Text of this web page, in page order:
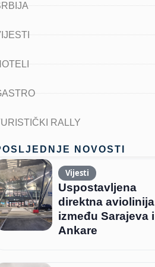
RALLY
NOVOSTI
Vijesti
Uspostavljena
direktna aviolinija
između Sarajeva i
Ankare